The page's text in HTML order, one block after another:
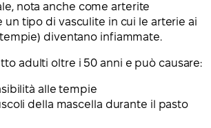
nota anche come arterite
un tipo di vasculite in cui le arterie ai
diventano infiammate.
adulti oltre i 50 anni e può causare:
alle tempie
della mascella durante il pasto